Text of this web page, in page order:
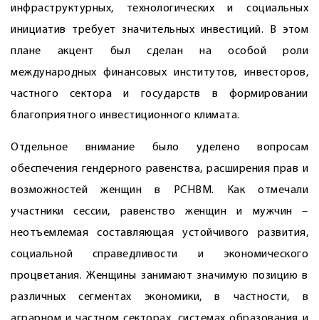
инфраструктурных, технологических и социальных
инициатив требует значительных инвестиций. В этом
плане акцент был сделан на особой роли
международных финансовых институтов, инвесторов,
частного сектора и государств в формировании
благоприятного инвестиционного климата.
Отдельное внимание было уделено вопросам
обеспечения гендерного равенства, расширения прав и
возможностей женщин в РСНВМ. Как отмечали
участники сессии, равенство женщин и мужчин –
неотъемлемая составляющая устойчивого развития,
социальной справедливости и экономического
процветания. Женщины занимают значимую позицию в
различных сегментах экономики, в частности, в